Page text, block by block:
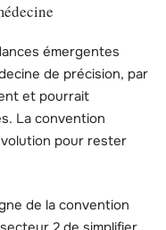
émergentes
de précision, par
et pourrait
La convention
pour rester
de la convention